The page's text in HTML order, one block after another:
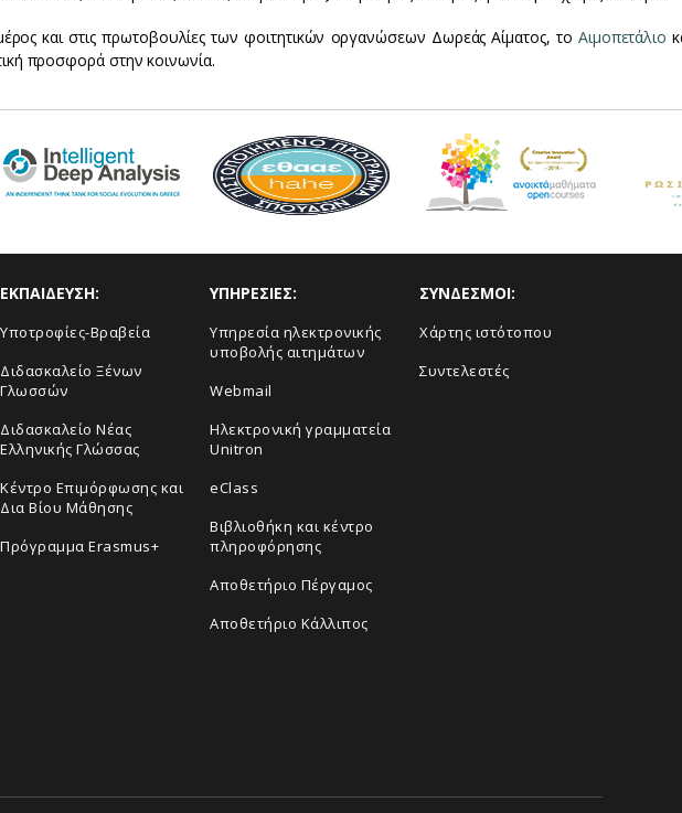
και στις πρωτοβουλίες των φοιτητικών οργανώσεων Δωρεάς Αίματος, το Αιμοπετάλιο
προσφορά στην κοινωνία.
ΕΚΠΑΙΔΕΥΣΗ:
Υποτροφίες-Βραβεία
Διδασκαλείο Ξένων
Γλωσσών
Διδασκαλείο Νέας
Ελληνικής Γλώσσας
Κέντρο Επιμόρφωσης και
Δια Βίου Μάθησης
Πρόγραμμα Erasmus+
ΥΠΗΡΕΣΙΕΣ:
Υπηρεσία ηλεκτρονικής
υποβολής αιτημάτων
Webmail
Ηλεκτρονική γραμματεία
Unitron
eClass
Βιβλιοθήκη και κέντρο
πληροφόρησης
Αποθετήριο Πέργαμος
Αποθετήριο Κάλλιπος
ΣΥΝΔΕΣΜΟΙ:
Χάρτης ιστότοπου
Συντελεστές